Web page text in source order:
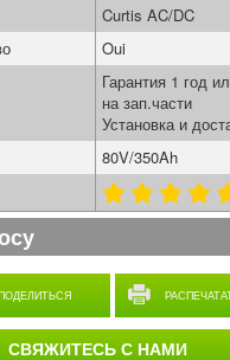
Curtis AC/DC
Oui
Гарантия 1 год
на зап.части
Установка и
80V/350Ah
СВЯЖИТЕСЬ С НАМИ